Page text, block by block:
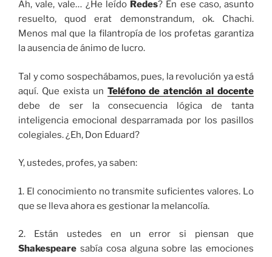
Ah, vale, vale… ¿He leído Redes? En ese caso, asunto
resuelto, quod erat demonstrandum, ok. Chachi.
Menos mal que la filantropía de los profetas garantiza
la ausencia de ánimo de lucro.
Tal y como sospechábamos, pues, la revolución ya está
aquí. Que exista un Teléfono de atención al docente
debe de ser la consecuencia lógica de tanta
inteligencia emocional desparramada por los pasillos
colegiales. ¿Eh, Don Eduard?
Y, ustedes, profes, ya saben:
1. El conocimiento no transmite suficientes valores. Lo
que se lleva ahora es gestionar la melancolía.
2. Están ustedes en un error si piensan que
Shakespeare sabía cosa alguna sobre las emociones